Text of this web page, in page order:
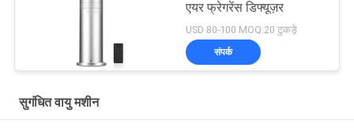
एयर फ्रेगरेंस डिफ्यूज़र
USD 80-100 MOQ:20 टुकड़े
संपर्क
सुगंधित वायु मशीन